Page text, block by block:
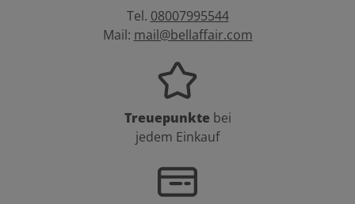
Tel. 08007995544
Mail: mail@bellaffair.com
Treuepunkte bei
jedem Einkauf